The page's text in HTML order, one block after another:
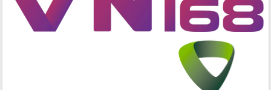
Tập huấn nâng cao năng lực triển khai
chuyển đổi số cho cán bộ, công chức
cấp xã